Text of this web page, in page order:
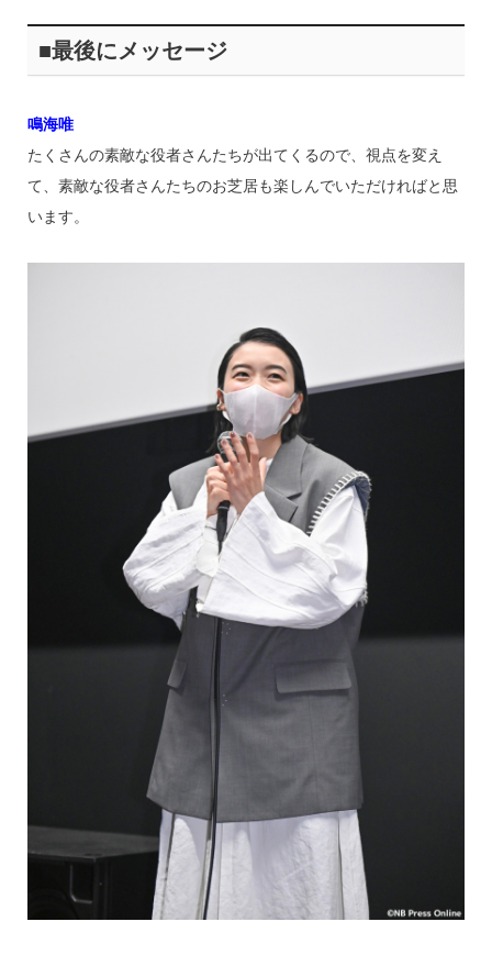
■最後にメッセージ
鳴海唯
たくさんの素敵な役者さんたちが出てくるので、視点を変え
て、素敵な役者さんたちのお芝居も楽しんでいただければと思
います。